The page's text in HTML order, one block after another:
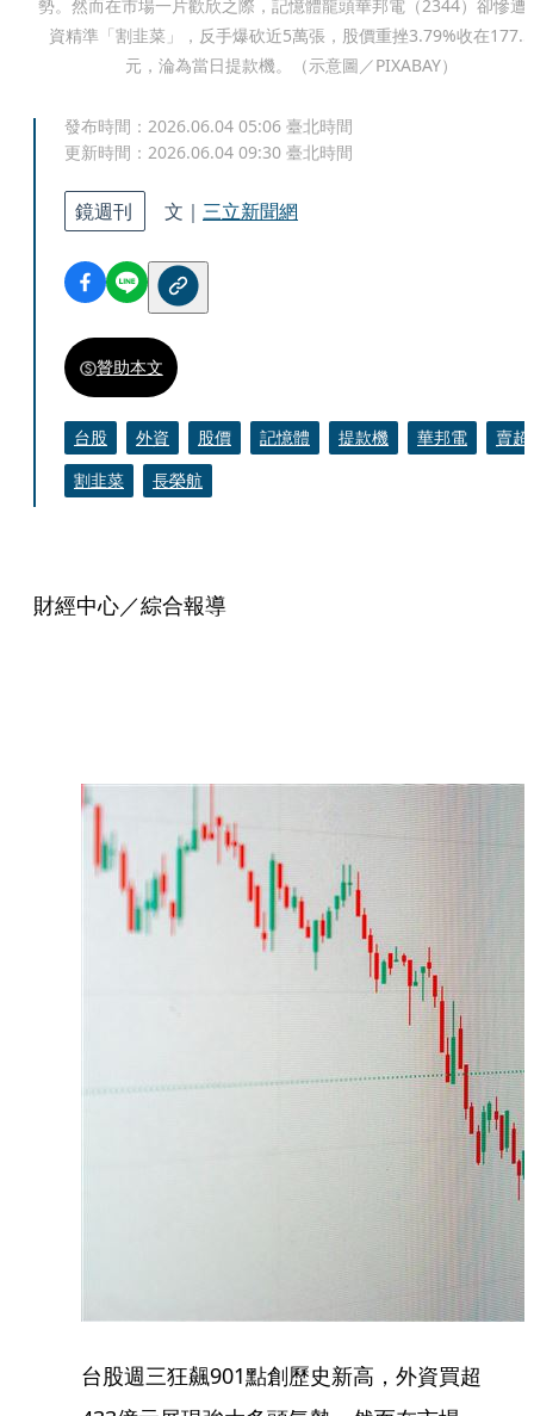
勢。然而在市場一片歡欣之際，記憶體龍頭華邦電（2344）卻慘遭
資精準「割韭菜」，反手爆砍近5萬張，股價重挫3.79%收在177.5
元，淪為當日提款機。（示意圖／PIXABAY）
發布時間： 2026.06.04 05:06 臺北時間
更新時間： 2026.06.04 09:30 臺北時間
鏡週刊 文｜ 三立新聞網
贊助本文
台股 外資 股價 記憶體 提款機 華邦電
賣超
割韭菜
長榮航
財經中心／綜合報導
台股週三狂飆901點創歷史新高，外資買超